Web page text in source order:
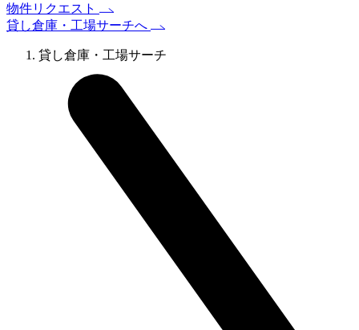
物件リクエスト
貸し倉庫・工場サーチへ
貸し倉庫・工場サーチ